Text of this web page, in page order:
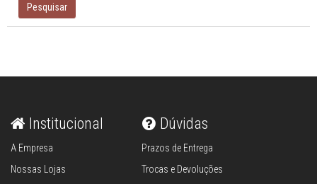
Pesquisar
Institucional
A Empresa
Nossas Lojas
Dúvidas
Prazos de Entrega
Trocas e Devoluções